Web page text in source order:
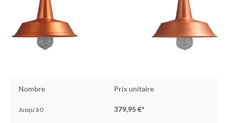
Nombre Prix unitaire
Jusqu'à0 379,95 €*